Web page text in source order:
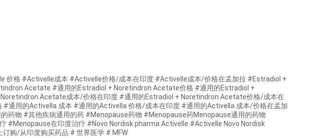
价格 #Activelle成本 #Activelle价格/成本在印度 #Activelle成本/价格在孟加拉 #Estradiol +
Acetate #通用的Estradiol + Noretindron Acetate价格 #通用的Estradiol +
Acetate成本/价格在印度 #通用的Estradiol + Noretindron Acetate价格/成本在
通用的Activella 成本 #通用的Activella 价格/成本在印度 #通用的Activella 成本/价格在孟加
药物 #其他疾病通用的药 #Menopause药物 #Menopause药Menopause通用的药物
#Menopause在印度治疗 #Novo Nordisk pharma Activelle #Activelle Novo Nordisk
购/从印度购买药品 # 世界医学 # MFW